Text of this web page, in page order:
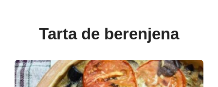
Tarta de berenjena